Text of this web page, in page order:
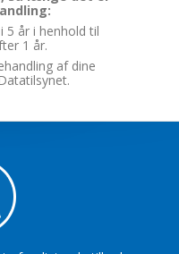
5 år i henhold til
1 år.
af dine